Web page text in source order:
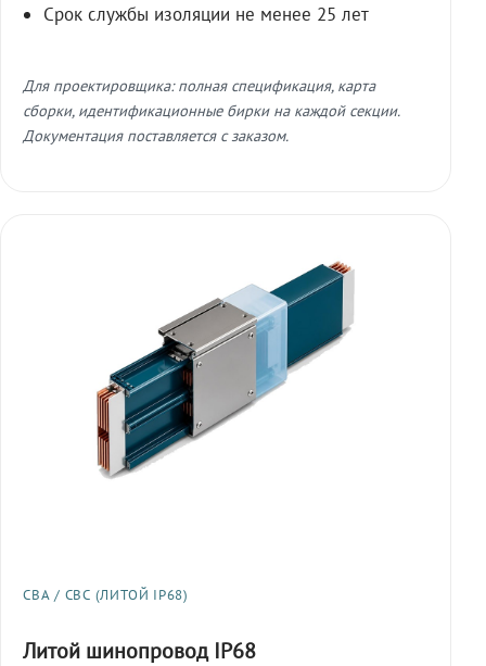
Срок службы изоляции не менее 25 лет
Для проектировщика: полная спецификация, карта
сборки, идентификационные бирки на каждой секции.
Документация поставляется с заказом.
СВА / СВС (ЛИТОЙ IP68)
Литой шинопровод IP68